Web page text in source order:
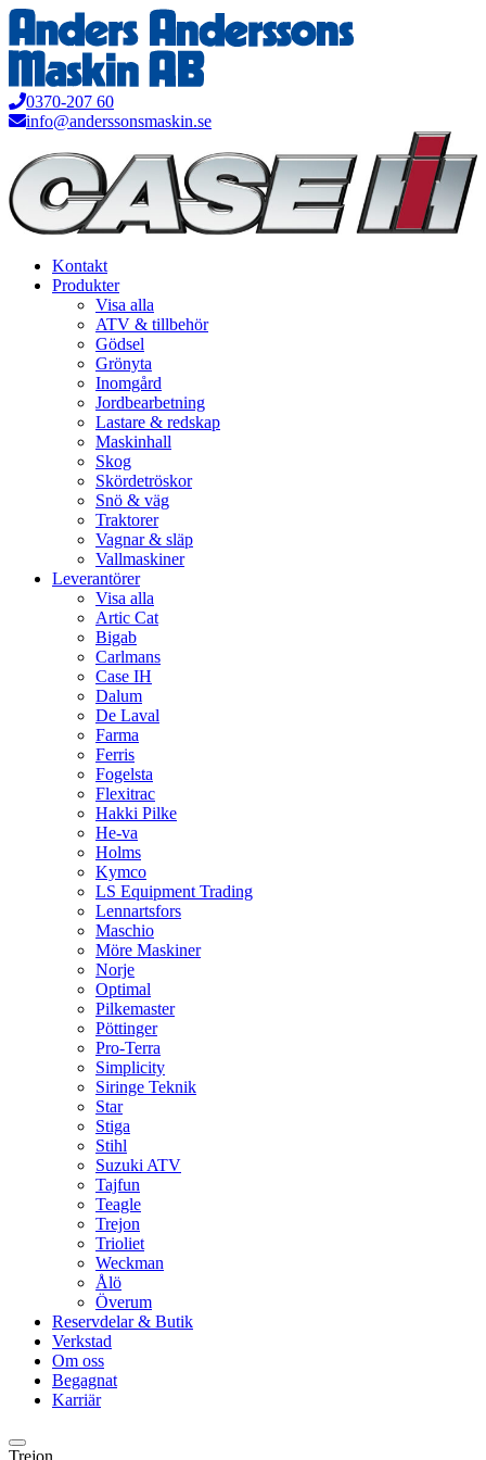
Hoppa
till
innehåll
0370-207 60
info@anderssonsmaskin.se
Kontakt
Produkter
Visa alla
ATV & tillbehör
Gödsel
Grönyta
Inomgård
Jordbearbetning
Lastare & redskap
Maskinhall
Skog
Skördetröskor
Snö & väg
Traktorer
Vagnar & släp
Vallmaskiner
Leverantörer
Visa alla
Artic Cat
Bigab
Carlmans
Case IH
Dalum
De Laval
Farma
Ferris
Fogelsta
Flexitrac
Hakki Pilke
He-va
Holms
Kymco
LS Equipment Trading
Lennartsfors
Maschio
Möre Maskiner
Norje
Optimal
Pilkemaster
Pöttinger
Pro-Terra
Simplicity
Siringe Teknik
Star
Stiga
Stihl
Suzuki ATV
Tajfun
Teagle
Trejon
Trioliet
Weckman
Ålö
Överum
Reservdelar & Butik
Verkstad
Om oss
Begagnat
Karriär